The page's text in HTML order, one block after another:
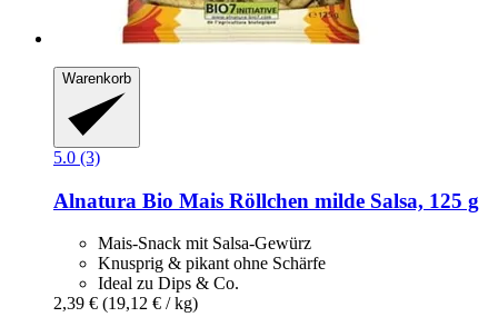
Warenkorb
5.0 (3)
Alnatura Bio Mais Röllchen milde Salsa, 125 g
Mais-Snack mit Salsa-Gewürz
Knusprig & pikant ohne Schärfe
Ideal zu Dips & Co.
2,39 € (19,12 € / kg)